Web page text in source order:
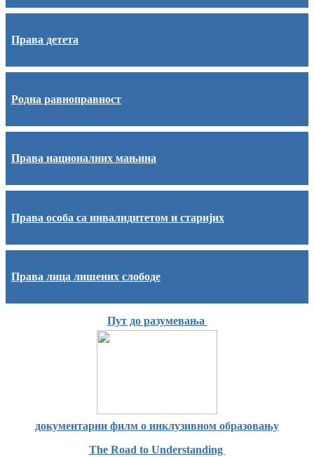
Права детета
Родна равноправност
Права националних мањина
Права особа са инвалидитетом и старијих
Права лица лишених слободе
Пут до разумевања
документарни филм о инклузивном образовању
The Road to Understanding